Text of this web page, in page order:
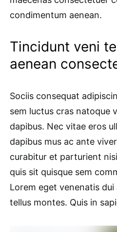
condimentum aenean.
Tincidunt veni
aenean
Sociis consequat
sem luctus cras natoque
dapibus. Nec vitae eros
dapibus mus ac ante
curabitur et parturient
quis sit quisque sem
Lorem eget venenatis
tellus montes. Quis in